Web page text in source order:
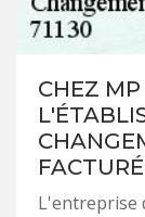
CHEZ MP
L'entreprise